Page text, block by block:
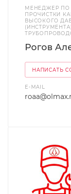
МЕНЕДЖЕР
ПРОЧИСТКИ
ВЫСОКОГО
Рогов
НАПИСАТЬ
E-MAIL